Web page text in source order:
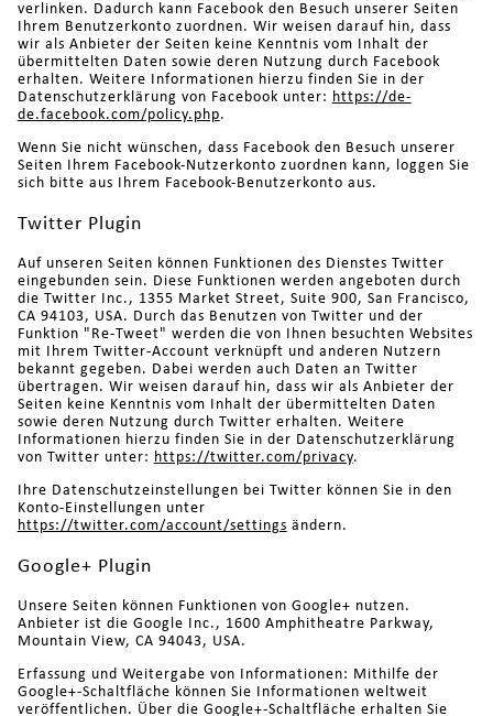
verlinken. Dadurch kann Facebook den Besuch unserer Seiten
Ihrem Benutzerkonto zuordnen. Wir weisen darauf hin, dass
wir als Anbieter der Seiten keine Kenntnis vom Inhalt der
übermittelten Daten sowie deren Nutzung durch Facebook
erhalten. Weitere Informationen hierzu finden Sie in der
Datenschutzerklärung von Facebook unter: https://de-
de.facebook.com/policy.php.
Wenn Sie nicht wünschen, dass Facebook den Besuch unserer
Seiten Ihrem Facebook-Nutzerkonto zuordnen kann, loggen Sie
sich bitte aus Ihrem Facebook-Benutzerkonto aus.
Twitter Plugin
Auf unseren Seiten können Funktionen des Dienstes Twitter
eingebunden sein. Diese Funktionen werden angeboten durch
die Twitter Inc., 1355 Market Street, Suite 900, San Francisco,
CA 94103, USA. Durch das Benutzen von Twitter und der
Funktion "Re-Tweet" werden die von Ihnen besuchten Websites
mit Ihrem Twitter-Account verknüpft und anderen Nutzern
bekannt gegeben. Dabei werden auch Daten an Twitter
übertragen. Wir weisen darauf hin, dass wir als Anbieter der
Seiten keine Kenntnis vom Inhalt der übermittelten Daten
sowie deren Nutzung durch Twitter erhalten. Weitere
Informationen hierzu finden Sie in der Datenschutzerklärung
von Twitter unter: https://twitter.com/privacy.
Ihre Datenschutzeinstellungen bei Twitter können Sie in den
Konto-Einstellungen unter
https://twitter.com/account/settings ändern.
Google+ Plugin
Unsere Seiten können Funktionen von Google+ nutzen.
Anbieter ist die Google Inc., 1600 Amphitheatre Parkway,
Mountain View, CA 94043, USA.
Erfassung und Weitergabe von Informationen: Mithilfe der
Google+-Schaltfläche können Sie Informationen weltweit
veröffentlichen. Über die Google+-Schaltfläche erhalten Sie